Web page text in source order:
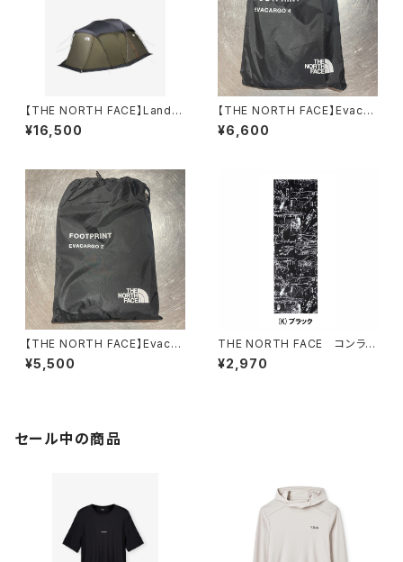
【THE NORTH FACE】Lander
6 ROOFPRINT
¥16,500
【THE NORTH FACE】Evacar
go4 Footprint
¥6,600
【THE NORTH FACE】Evacar
go2 Footprint
¥5,500
THE NORTH FACE コンラッ
ドトポテヌグイ / CONRADTO
PO TENUGUI
¥2,970
セール中の商品